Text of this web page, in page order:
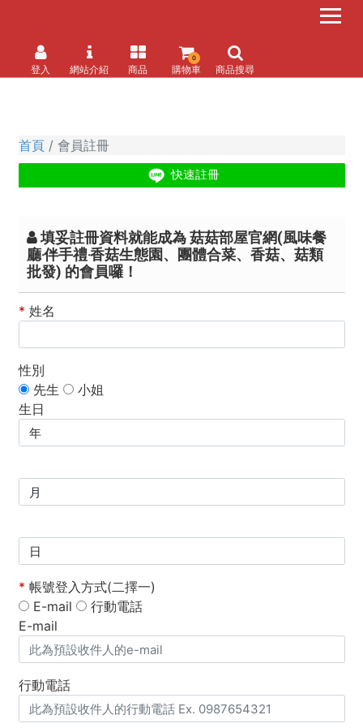
登入 網站介紹 商品 購物車
0
商品搜尋
首頁 會員註冊
填妥註冊資料就能成為 菇菇部屋官網(風味餐
廳‧伴手禮‧香菇生態園、團體合菜、香菇、菇類
批發) 的會員囉！
* 姓名
性別
先生
小姐
生日
* 帳號登入方式(二擇一)
E-mail
行動電話
E-mail
行動電話